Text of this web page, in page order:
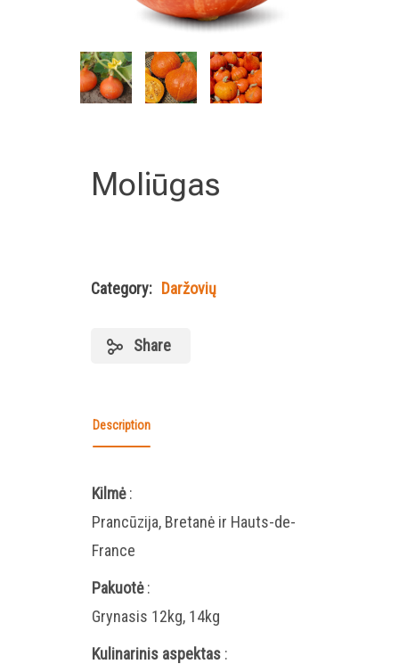
Moliūgas
Category: Daržovių
Share
Description
Kilmė:
Prancūzija, Bretanė ir Hauts-de-
France
Pakuotė:
Grynasis 12kg, 14kg
Kulinarinis aspektas :